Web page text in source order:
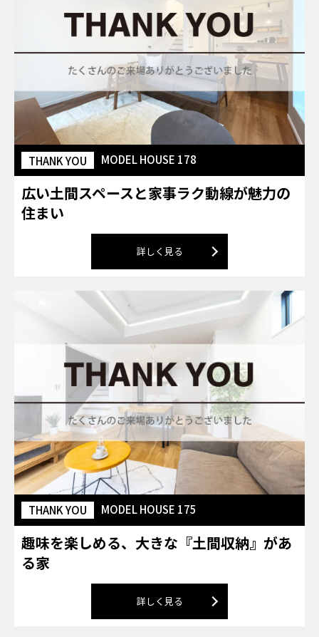
THANK YOU MODEL HOUSE 178
広い土間スペースと家事ラク動線が魅力の
住まい
詳しく見る
THANK YOU MODEL HOUSE 175
趣味を楽しめる、大きな『土間収納』があ
る家
詳しく見る